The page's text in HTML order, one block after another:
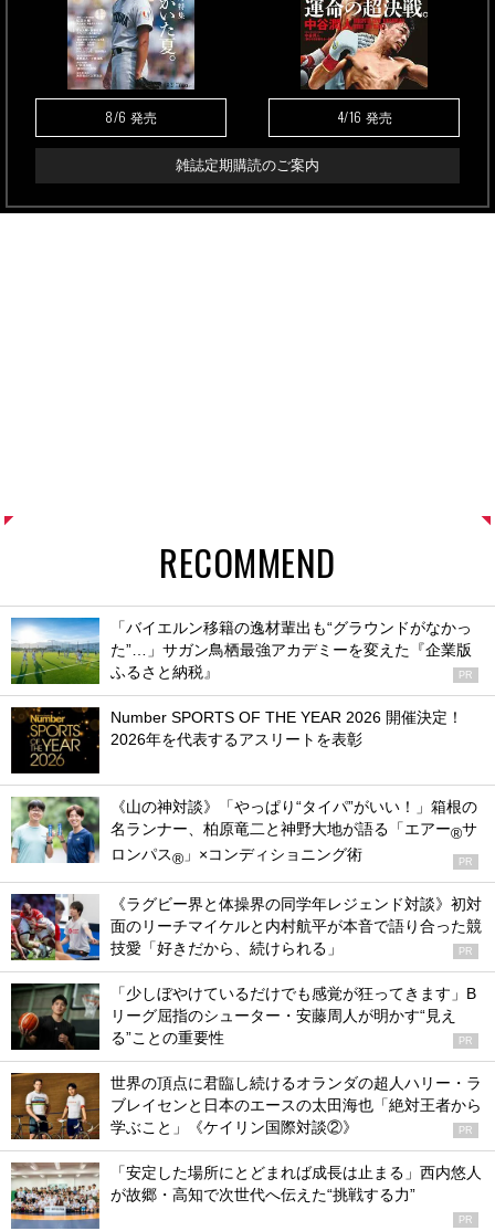
8/6 発売 4/16 発売
雑誌定期購読のご案内
RECOMMEND
「バイエルン移籍の逸材輩出も“グラウンドがなかっ
た”…」サガン鳥栖最強アカデミーを変えた『企業版
ふるさと納税』
PR
Number SPORTS OF THE YEAR 2026 開催決定！
2026年を代表するアスリートを表彰
《山の神対談》「やっぱり“タイパ”がいい！」箱根の
名ランナー、柏原竜二と神野大地が語る「エアー®サ
ロンパス® 」×コンディショニング術 PR
《ラグビー界と体操界の同学年レジェンド対談》初対
面のリーチマイケルと内村航平が本音で語り合った競
技愛「好きだから、続けられる」
PR
「少しぼやけているだけでも感覚が狂ってきます」B
リーグ屈指のシューター・安藤周人が明かす“見え
る”ことの重要性
PR
世界の頂点に君臨し続けるオランダの超人ハリー・ラ
ブレイセンと日本のエースの太田海也「絶対王者から
学ぶこと」《ケイリン国際対談②》
PR
「安定した場所にとどまれば成長は止まる」西内悠人
が故郷・高知で次世代へ伝えた“挑戦する力”
PR